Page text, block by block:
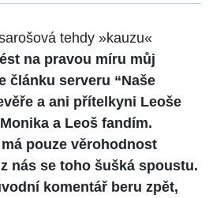
tehdy »kauzu«
na pravou míru můj
článku serveru “Naše
a ani přítelkyni Leoše
a Leoš fandím.
pouze věrohodnost
nás se toho šušká spoustu.
komentář beru zpět,